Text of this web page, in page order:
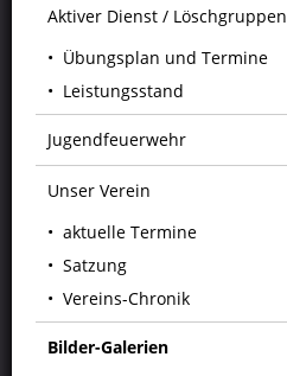
Aktiver Dienst / Löschgruppen
Übungsplan und Termine
Leistungsstand
Jugendfeuerwehr
Unser Verein
aktuelle Termine
Satzung
Vereins-Chronik
Bilder-Galerien